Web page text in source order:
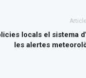
locals el sistema
les alertes